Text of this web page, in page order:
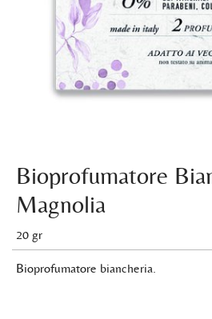
Bioprofumatore
Magnolia
20 gr
Bioprofumatore biancheria.